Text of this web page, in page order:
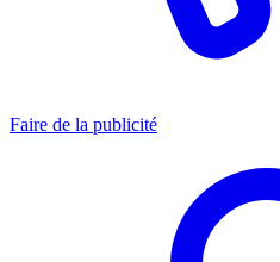
Faire de la publicité